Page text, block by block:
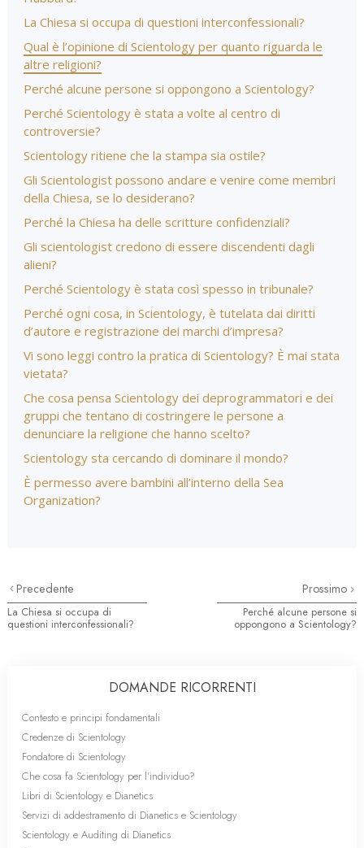
La Chiesa si occupa di questioni interconfessionali?
Qual è l’opinione di Scientology per quanto riguarda le
altre religioni?
Perché alcune persone si oppongono a Scientology?
Perché Scientology è stata a volte al centro di
controversie?
Scientology ritiene che la stampa sia ostile?
Gli Scientologist possono andare e venire come membri
della Chiesa, se lo desiderano?
Perché la Chiesa ha delle scritture confidenziali?
Gli scientologist credono di essere discendenti dagli
alieni?
Perché Scientology è stata così spesso in tribunale?
Perché ogni cosa, in Scientology, è tutelata dai diritti
d’autore e registrazione dei marchi d’impresa?
Vi sono leggi contro la pratica di Scientology? È mai stata
vietata?
Che cosa pensa Scientology dei deprogrammatori e dei
gruppi che tentano di costringere le persone a
denunciare la religione che hanno scelto?
Scientology sta cercando di dominare il mondo?
È permesso avere bambini all’interno della Sea
Organization?
Precedente
La Chiesa si occupa di
questioni interconfessionali?
Prossimo
Perché alcune persone si
oppongono a Scientology?
DOMANDE RICORRENTI
Contesto e principi fondamentali
Credenze di Scientology
Fondatore di Scientology
Che cosa fa Scientology per l’individuo?
Libri di Scientology e Dianetics
Servizi di addestramento di Dianetics e Scientology
Scientology e Auditing di Dianetics